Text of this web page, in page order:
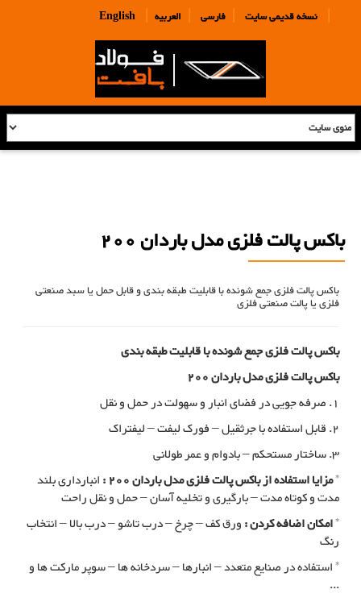
English | نسخه قدیمی سایت| فارسی| العربیه |
باکس پالت فلزی مدل باردان 200
باکس پالت فلزی جمع شونده با قابلیت طبقه بندی و قابل حمل یا سبد صنعتی
فلزی یا پالت صنعتی فلزی
باکس پالت فلزی جمع شونده با قابلیت طبقه بندی
باکس پالت فلزی مدل باردان 200
1. صرفه جویی در فضای انبار و سهولت در حمل و نقل
2. قابل استفاده با جرثقیل – فورک لیفت – لیفتراک
3. ساختار مستحکم – بادوام و عمر طولانی
*مزایا استفاده از باکس پالت فلزی مدل باردان 200 :
انبارداری بلند
مدت و کوتاه مدت – بارگیری و تخلیه آسان – حمل و نقل راحت
*امکان اضافه کردن :ورق کف – چرخ – درب تاشو – درب بالا – انتخاب
رنگ
* استفاده در صنایع متعدد – انبارها – سردخانه ها – سوپر مارکت ها و
...